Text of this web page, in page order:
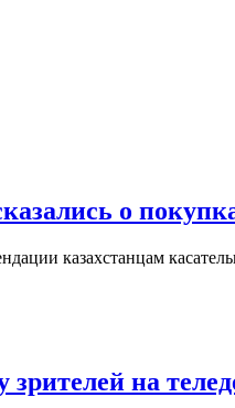
о
казахстанцам
на